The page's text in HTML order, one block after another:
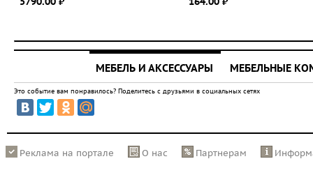
МЕБЕЛЬ И АКСЕССУАРЫ МЕБЕЛЬНЫЕ
Это событие вам понравилось? Поделитесь с друзьями в социальных сетях
Реклама на портале О нас Партнерам